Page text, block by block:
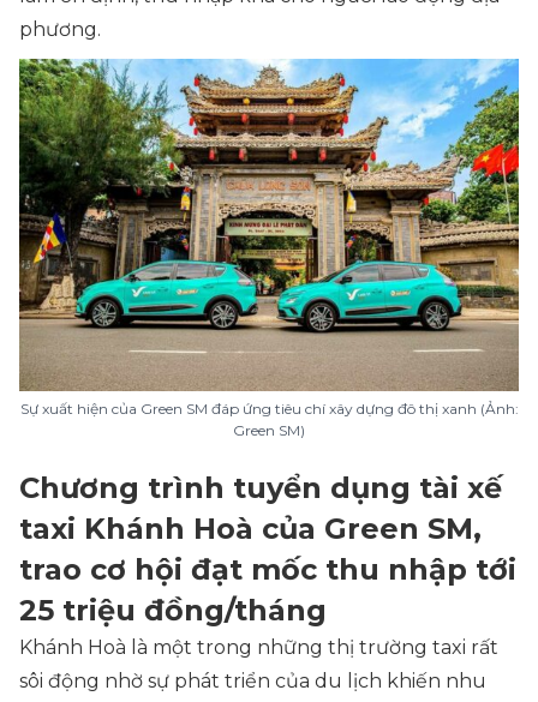
phương.
Sự xuất hiện của Green SM đáp ứng tiêu chí xây dựng đô thị xanh (Ảnh:
Green SM)
Chương trình tuyển dụng tài xế
taxi Khánh Hoà của Green SM,
trao cơ hội đạt mốc thu nhập tới
25 triệu đồng/tháng
Khánh Hoà là một trong những thị trường taxi rất
sôi động nhờ sự phát triển của du lịch khiến nhu